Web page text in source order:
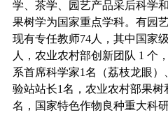
学、茶学、园艺产品采后科学
果树学为国家重点学科。有园
现有专任教师74人，其中国家
人，农业农村部创新团队 1 个
系首席科学家1名（荔枝龙眼）
验站站长1名，农业农村部果树
名，国家特色作物良种重大科